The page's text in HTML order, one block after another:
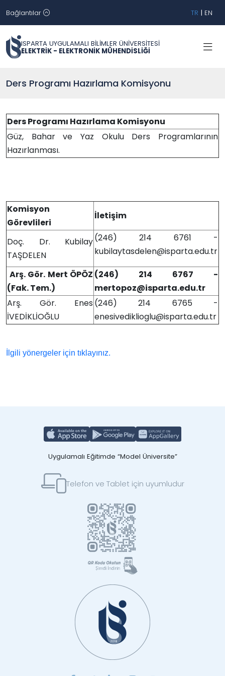
Bağlantılar TR | EN
ISPARTA UYGULAMALI BİLİMLER ÜNİVERSİTESİ
ELEKTRİK - ELEKTRONİK MÜHENDİSLİĞİ
Ders Programı Hazırlama Komisyonu
Ders Programı Hazırlama Komisyonu
Güz, Bahar ve Yaz Okulu Ders Programlarının
Hazırlanması.
Komisyon
Görevlileri
İletişim
Doç. Dr. Kubilay
TAŞDELEN
(246) 214 6761 -
kubilaytasdelen@isparta.edu.tr
Arş. Gör. Mert ÖPÖZ
(Fak. Tem.)
(246) 214 6767 -
mertopoz@isparta.edu.tr
Arş. Gör. Enes
İVEDİKLİOĞLU
(246) 214 6765 -
enesivediklioglu@isparta.edu.tr
lgili yönergeler için tıklayınız.
Uygulamalı Eğitimde “Model Üniversite”
Telefon ve Tablet için uyumludur